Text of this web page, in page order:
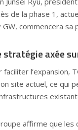
de la phase 1,
GW, commencera
stratégie axée
faciliter l’expansion,
site actuel, ce qui
affirme que les